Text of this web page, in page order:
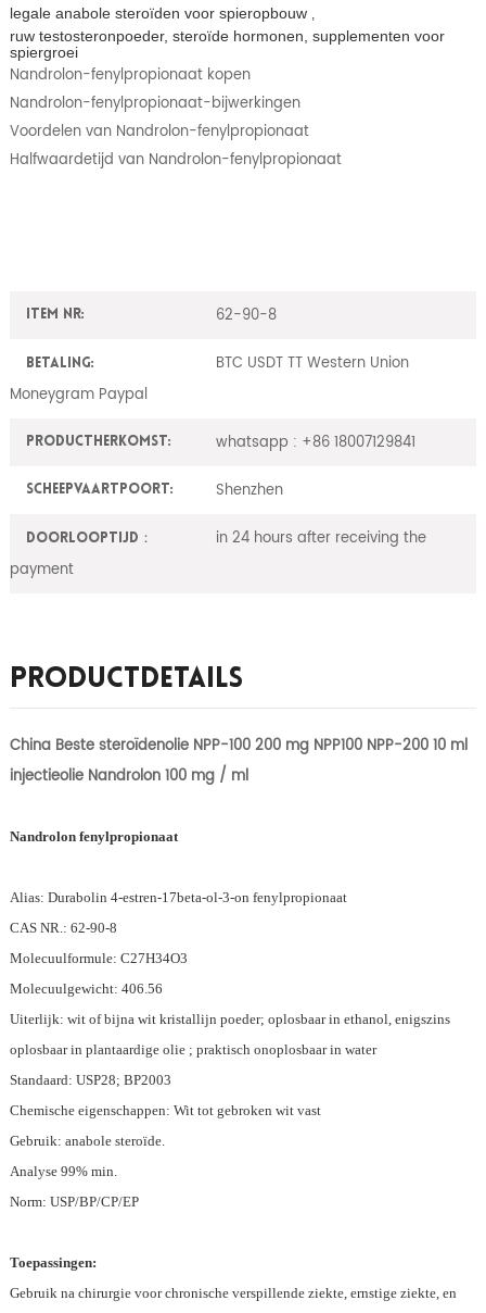
legale anabole steroïden voor spieropbouw ,
ruw testosteronpoeder, steroïde hormonen, supplementen voor
spiergroei
Nandrolon-fenylpropionaat kopen
Nandrolon-fenylpropionaat-bijwerkingen
Voordelen van Nandrolon-fenylpropionaat
Halfwaardetijd van Nandrolon-fenylpropionaat
Item nr: 62-90-8
Betaling:
BTC USDT TT Western Union
Moneygram Paypal
ProductHerkomst: whatsapp : +86 18007129841
Scheepvaartpoort: Shenzhen
Doorlooptijd：
in 24 hours after receiving the
payment
Productdetails
China Beste steroïdenolie NPP-100 200 mg NPP100 NPP-200 10 ml
injectieolie Nandrolon 100 mg / ml
Nandrolon fenylpropionaat
Alias: Durabolin 4-estren-17beta-ol-3-on fenylpropionaat
CAS NR.: 62-90-8
Molecuulformule: C27H34O3
Molecuulgewicht: 406.56
Uiterlijk: wit of bijna wit kristallijn poeder; oplosbaar in ethanol, enigszins
oplosbaar in plantaardige olie ; praktisch onoplosbaar in water
Standaard: USP28; BP2003
Chemische eigenschappen: Wit tot gebroken wit vast
Gebruik: anabole steroïde.
Analyse 99% min.
Norm: USP/BP/CP/EP
Toepassingen:
Gebruik na chirurgie voor chronische verspillende ziekte, ernstige ziekte, en